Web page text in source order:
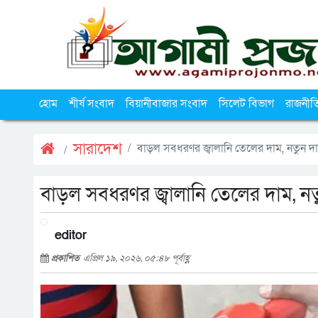
হোম শীর্ষ সংবাদ বিয়ানীবাজার সংবাদ সিলেট বিভাগ
সারাদেশ বাড়ল সবধরণর জ্বালানি তেলের দাম, নতুন
বাড়ল সবধরণর জ্বালানি তেলের দাম,
editor
প্রকাশিত এপ্রিল ১৯, ২০২৬, ০৫:৪৮ পূর্বাহ্ণ